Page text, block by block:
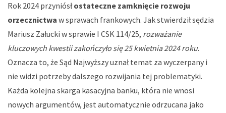
Rok 2024 przyniósłostateczne zamknięcie rozwoju
orzecznictwa w sprawach frankowych. Jak stwierdził sędzia
Mariusz Załucki w sprawie I CSK 114/25, rozważanie
kluczowych kwestii zakończyło się 25 kwietnia 2024 roku.
Oznacza to, że Sąd Najwyższy uznał temat za wyczerpany i
nie widzi potrzeby dalszego rozwijania tej problematyki.
Każda kolejna skarga kasacyjna banku, która nie wnosi
nowych argumentów, jest automatycznie odrzucana jako